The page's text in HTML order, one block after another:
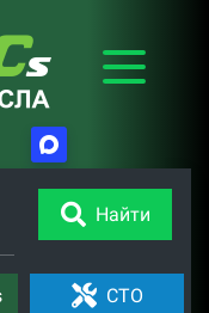
Найти
СТО